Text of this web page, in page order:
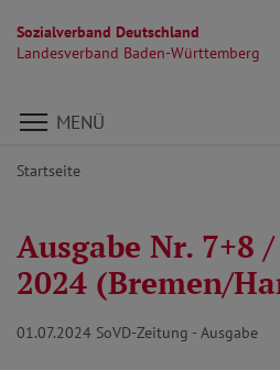
Sozialverband Deutschland
Landesverband Baden-Württemberg
Direkt zu den Inhalten springen
MENÜ
Startseite
Ausgabe Nr. 7+8
2024 (Bremen/
01.07.2024 SoVD-Zeitung - Ausgabe